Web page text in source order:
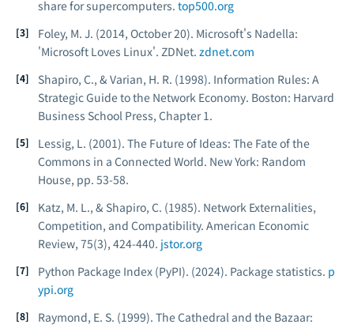
share for supercomputers. top500.org
Foley, M. J. (2014, October 20). Microsoft's Nadella:
'Microsoft Loves Linux'. ZDNet. zdnet.com
Shapiro, C., & Varian, H. R. (1998). Information Rules: A
Strategic Guide to the Network Economy. Boston: Harvard
Business School Press, Chapter 1.
Lessig, L. (2001). The Future of Ideas: The Fate of the
Commons in a Connected World. New York: Random
House, pp. 53-58.
Katz, M. L., & Shapiro, C. (1985). Network Externalities,
Competition, and Compatibility. American Economic
Review, 75(3), 424-440. jstor.org
Python Package Index (PyPI). (2024). Package statistics. p
ypi.org
Raymond, E. S. (1999). The Cathedral and the Bazaar: